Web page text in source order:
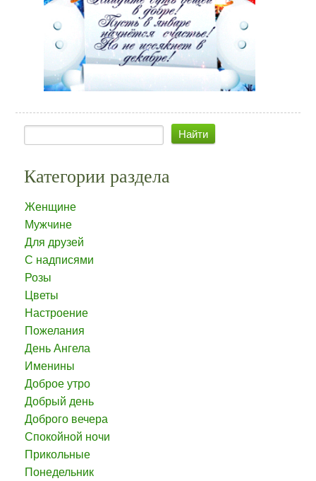
Категории раздела
Женщине
Мужчине
Для друзей
С надписями
Розы
Цветы
Настроение
Пожелания
День Ангела
Именины
Доброе утро
Добрый день
Доброго вечера
Спокойной ночи
Прикольные
Понедельник